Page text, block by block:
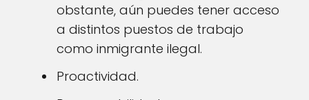
obstante, aún puedes tener acceso
a distintos puestos de trabajo
como inmigrante ilegal.
Proactividad.